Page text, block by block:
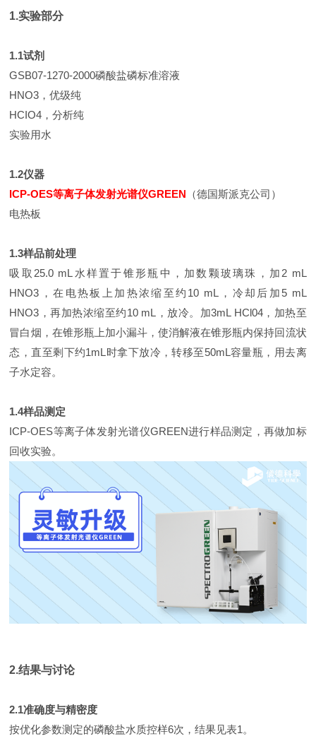
1.实验部分
1.1试剂
GSB07-1270-2000磷酸盐磷标准溶液
HNO3，优级纯
HCIO4，分析纯
实验用水
1.2仪器
ICP-OES等离子体发射光谱仪GREEN （德国斯派克公司）
电热板
1.3样品前处理
吸取25.0 mL水样置于锥形瓶中，加数颗玻璃珠，加2 mL
HNO3，在电热板上加热浓缩至约10 mL，冷却后加5 mL
HNO3，再加热浓缩至约10 mL，放冷。加3mL HCl04，加热至
冒白烟，在锥形瓶上加小漏斗，使消解液在锥形瓶内保持回流状
态，直至剩下约1mL时拿下放冷，转移至50mL容量瓶，用去离
子水定容。
1.4样品测定
ICP-OES等离子体发射光谱仪GREEN进行样品测定，再做加标
回收实验。
2.结果与讨论
2.1准确度与精密度
按优化参数测定的磷酸盐水质控样6次，结果见表1。